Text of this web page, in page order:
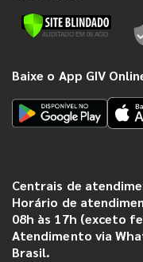
Baixe o App GIV
Centrais de
Horário de
08h às 17h (exceto
Atendimento via
Brasil.